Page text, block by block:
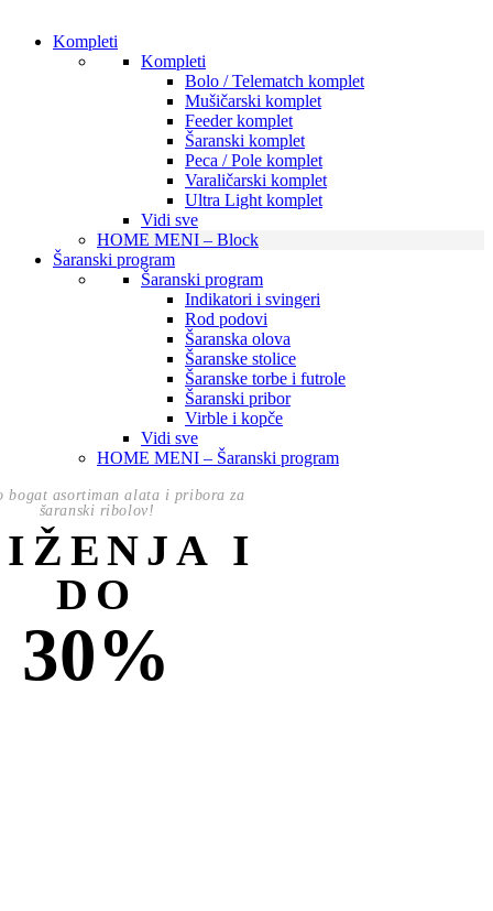
Kompleti
Kompleti
Bolo / Telematch komplet
Mušičarski komplet
Feeder komplet
Šaranski komplet
Peca / Pole komplet
Varaličarski komplet
Ultra Light komplet
Vidi sve
HOME MENI – Block
Šaranski program
Šaranski program
Indikatori i svingeri
Rod podovi
Šaranska olova
Šaranske stolice
Šaranske torbe i futrole
Šaranski pribor
Virble i kopče
Vidi sve
HOME MENI – Šaranski program
bogat asortiman alata i pribora za
šaranski ribolov!
I
DO
30%